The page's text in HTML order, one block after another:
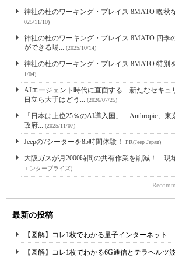
神社の杜のワーキング・プレイス 8MATO 晩秋
025/11/10)
神社の杜のワーキング・プレイス 8MATO 四季
ができる場... (2025/10/14)
神社の杜のワーキング・プレイス 8MATO 特別
1/04)
AIエージェント時代に直面する「新たなセキ
日立ら大手はどう... (2026/07/25)
「日本は上位25％のAI導入国」 Anthropic、東
政府... (2025/11/07)
Jeepの7シーターを85時間体験！ PR(Jeep Japan)
大阪ガスが月2000時間の共有作業を削減！ 現
エンタープライズ)
最新の投稿
【図解】コレ1枚でわかる量子インターネット
【図解】コレ1枚でわかる6G通信とテラヘルツ